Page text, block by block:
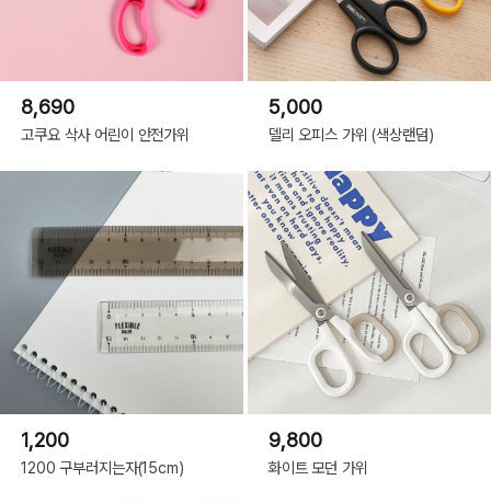
8,690
고쿠요 삭사 어린이 안전가위
5,000
델리 오피스 가위 (색상랜덤)
1,200
1200 구부러지는자(15cm)
9,800
화이트 모던 가위